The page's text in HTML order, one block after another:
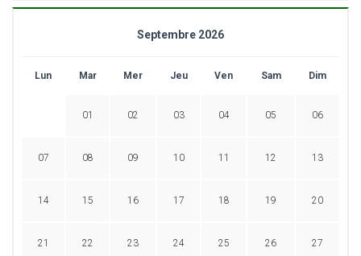
Septembre 2026
Lun Mar Mer Jeu Ven Sam Dim
01 02 03 04 05 06
07 08 09 10 11 12 13
14 15 16 17 18 19 20
21 22 23 24 25 26 27